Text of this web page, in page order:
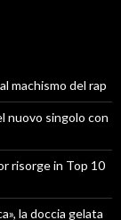
machismo del rap
nuovo singolo con
risorge in Top 10
la doccia gelata